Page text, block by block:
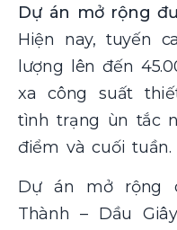
Dự án mở rộng
Hiện nay, tuyến
lượng lên đến
xa công suất
tình trạng ùn tắc
điểm và cuối tuần.
Dự án mở rộng
Thành – Dầu